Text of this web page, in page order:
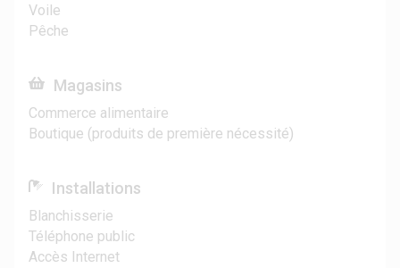
Voile
Pêche
Magasins
Commerce alimentaire
Boutique (produits de première nécessité)
Installations
Blanchisserie
Téléphone public
Accès Internet